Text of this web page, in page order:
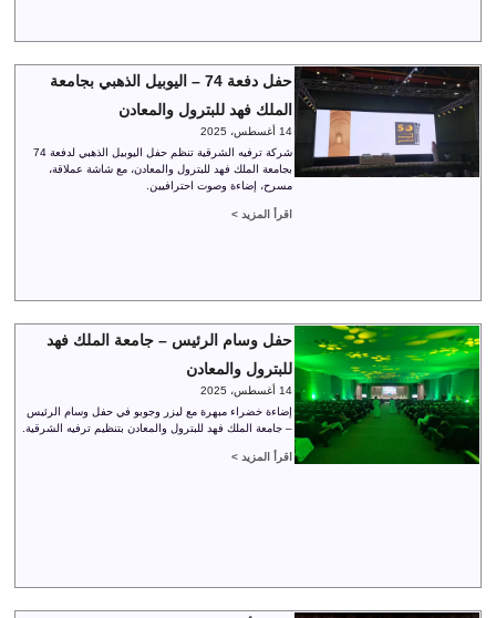
حفل دفعة 74 – اليوبيل الذهبي بجامعة
الملك فهد للبترول والمعادن
14 أغسطس، 2025
شركة ترفيه الشرقية تنظم حفل اليوبيل الذهبي لدفعة 74
بجامعة الملك فهد للبترول والمعادن، مع شاشة عملاقة،
مسرح، إضاءة وصوت احترافيين.
اقرأ المزيد >
حفل وسام الرئيس – جامعة الملك فهد
للبترول والمعادن
14 أغسطس، 2025
إضاءة خضراء مبهرة مع ليزر وجوبو في حفل وسام الرئيس
– جامعة الملك فهد للبترول والمعادن بتنظيم ترفيه الشرقية.
اقرأ المزيد >